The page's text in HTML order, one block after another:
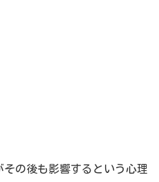
その後も影響するという心理